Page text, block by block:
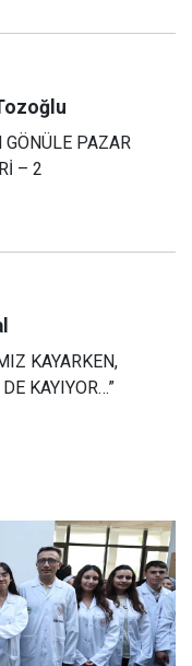
GÖNÜLE PAZAR
– 2
KAYARKEN,
KAYIYOR…”